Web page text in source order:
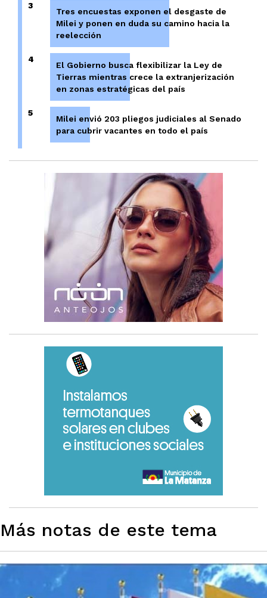
3
Tres encuestas exponen el desgaste de
Milei y ponen en duda su camino hacia la
reelección
4
El Gobierno busca flexibilizar la Ley de
Tierras mientras crece la extranjerización
en zonas estratégicas del país
5
Milei envió 203 pliegos judiciales al Senado
para cubrir vacantes en todo el país
Más notas de este tema